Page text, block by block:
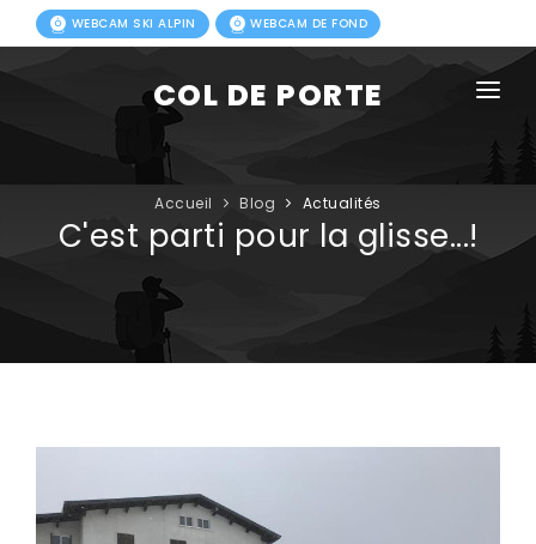
WEBCAM SKI ALPIN WEBCAM DE FOND
COL DE PORTE
ACTIVITÉS HIVER
FORFAITS
ACTIVITÉS ÉTÉ
Accueil Blog Actualités
C'est parti pour la glisse...!